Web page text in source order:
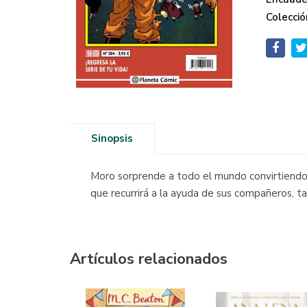
Sinopsis
Moro sorprende a todo el mundo
que recurrirá a la ayuda de sus
Artículos relacionados